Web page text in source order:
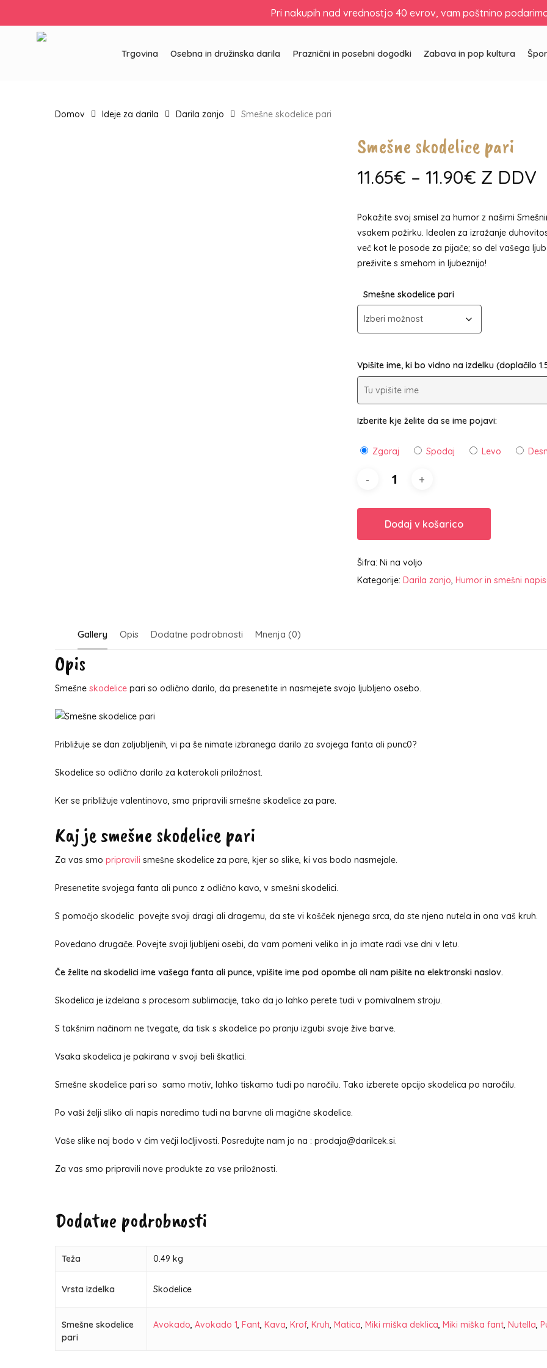
Pri nakupih nad vrednostjo 40 evrov, vam poštnino
Trgovina Osebna in družinska darila Praznični in posebni dogodki Zabava in pop kultura
Košarica
košarico
Domov Ideje za darila Darila zanjo Smešne skodelice pari
Smešne skodelice pari
11.65€ – 11.90€Cenovni
od
11.65€
do
11.90€
Z DDV
Pokažite svoj smisel za humor z našimi
vsakem požirku. Idealen za izražanje
več kot le posode za pijače; so del vašega
preživite s smehom in ljubeznijo!
Smešne skodelice pari
Vpišite ime, ki bo vidno na izdelku (doplačilo
Izberite kje želite da se ime pojavi:
Zgoraj Spodaj Levo
Dodaj v košarico
Šifra: Ni na voljo
Kategorije: Darila zanjo, Humor in smešni napisi
Gallery Opis Dodatne podrobnosti Mnenja (0)
Opis
Smešne skodelice pari so odlično darilo, da presenetite in nasmejete svojo ljubljeno osebo.
Približuje se dan zaljubljenih, vi pa še nimate izbranega darilo za svojega fanta ali punc0?
Skodelice so odlično darilo za katerokoli priložnost.
Ker se približuje valentinovo, smo pripravili smešne skodelice za pare.
Kaj je smešne skodelice pari
Za vas smo pripravili smešne skodelice za pare, kjer so slike, ki vas bodo nasmejale.
Presenetite svojega fanta ali punco z odlično kavo, v smešni skodelici.
S pomočjo skodelic povejte svoji dragi ali dragemu, da ste vi košček njenega srca, da ste njena nutela in ona vaš kruh.
Povedano drugače. Povejte svoji ljubljeni osebi, da vam pomeni veliko in jo imate radi vse dni v letu.
Če želite na skodelici ime vašega fanta ali punce, vpišite ime pod opombe ali nam pišite na elektronski naslov.
Skodelica je izdelana s procesom sublimacije, tako da jo lahko perete tudi v pomivalnem stroju.
S takšnim načinom ne tvegate, da tisk s skodelice po pranju izgubi svoje žive barve.
Vsaka skodelica je pakirana v svoji beli škatlici.
Smešne skodelice pari so samo motiv, lahko tiskamo tudi po naročilu. Tako izberete opcijo skodelica po naročilu.
Po vaši želji sliko ali napis naredimo tudi na barvne ali magične skodelice.
Vaše slike naj bodo v čim večji ločljivosti. Posredujte nam jo na : prodaja@darilcek.si.
Za vas smo pripravili nove produkte za vse priložnosti.
Dodatne podrobnosti
Teža 0.49 kg
Vrsta izdelka Skodelice
Smešne skodelice
pari
Avokado, Avokado 1, Fant, Kava, Krof, Kruh, Matica, Miki miška deklica, Miki miška fant, Nutella,